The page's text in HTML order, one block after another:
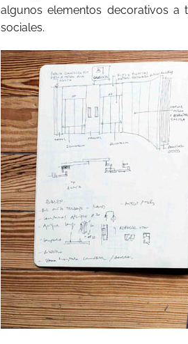
algunos elementos decorativos
sociales.